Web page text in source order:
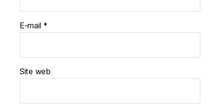
E-mail *
Site web